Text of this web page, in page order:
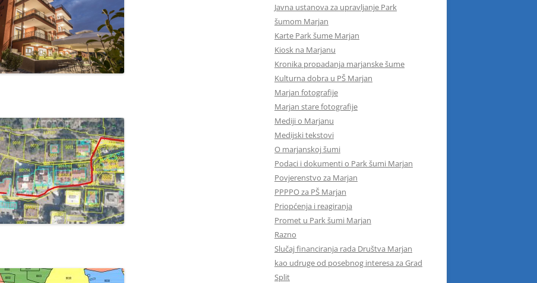
Javna ustanova za upravljanje Park
šumom Marjan
Karte Park šume Marjan
Kiosk na Marjanu
Kronika propadanja marjanske šume
Kulturna dobra u PŠ Marjan
Marjan fotografije
Marjan stare fotografije
Mediji o Marjanu
Medijski tekstovi
O marjanskoj šumi
Podaci i dokumenti o Park šumi Marjan
Povjerenstvo za Marjan
PPPPO za PŠ Marjan
Priopćenja i reagiranja
Promet u Park šumi Marjan
Razno
Slučaj financiranja rada Društva Marjan
kao udruge od posebnog interesa za Grad
Split